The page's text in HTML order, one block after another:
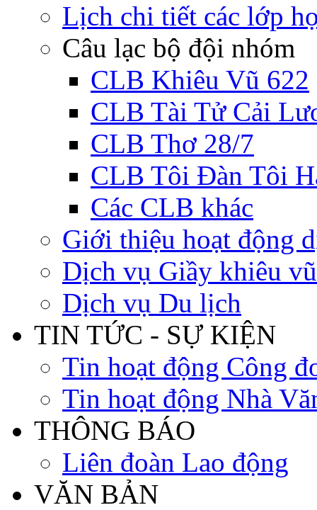
Lịch chi tiết các lớp
Câu lạc bộ đội nhóm
CLB Khiêu Vũ 622
CLB Tài Tử Cải
CLB Thơ 28/7
CLB Tôi Đàn Tôi
Các CLB khác
Giới thiệu hoạt động
Dịch vụ Giầy khiêu vũ
Dịch vụ Du lịch
TIN TỨC - SỰ KIỆN
Tin hoạt động Công
Tin hoạt động Nhà
THÔNG BÁO
Liên đoàn Lao động
VĂN BẢN